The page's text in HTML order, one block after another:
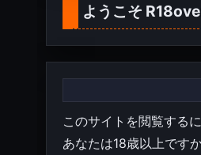
ようこそ
このサイトを閲覧する
あなたは18歳以上です